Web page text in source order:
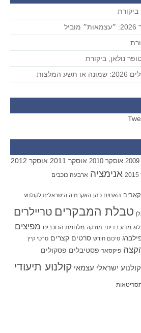
נולאן, ביקורת
אוסקר 2010 אוסקר 2011 אוסקר 2012
אנימציה ארבעה כוכבים
האחים כהן האקדמיה הישראלית לקולנוע
טבלת המבקרים טריילרים
מדע בדיוני מוזיקה מלחמת הכוכבים מפיצים
סיכום חודש סרטים קצרים סרטי קיץ
פיקסאר פסטיבלים פסקולים
קולנוע ישראלי עצמאי קולנוע תיעודי